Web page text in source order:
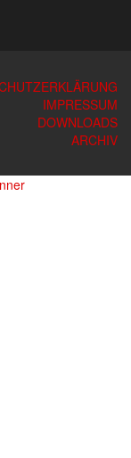
IMPRESSUM
DOWNLOADS
ARCHIV